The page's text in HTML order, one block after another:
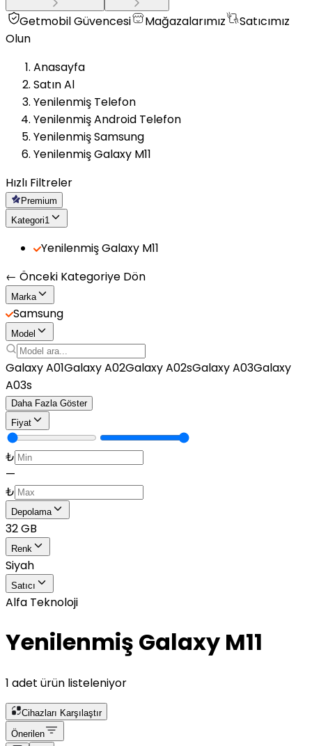
Getmobil Güvencesi Mağazalarımız
Satıcımız
Olun
Anasayfa
Satın Al
Yenilenmiş Telefon
Yenilenmiş Android Telefon
Yenilenmiş Samsung
Yenilenmiş Galaxy M11
Hızlı Filtreler
Premium
Kategori1
Yenilenmiş Galaxy M11
← Önceki Kategoriye Dön
Marka
Samsung
Model
Galaxy A01Galaxy A02Galaxy A02sGalaxy A03Galaxy
A03s
Daha Fazla Göster
Fiyat
₺
—
₺
Depolama
32 GB
Renk
Siyah
Satıcı
Alfa Teknoloji
Yenilenmiş Galaxy M11
1 adet ürün listeleniyor
Cihazları Karşılaştır
Önerilen